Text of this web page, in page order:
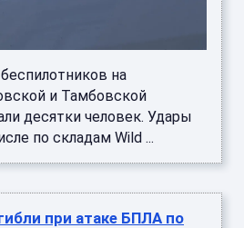
на
и Тамбовской
десятки человек. Удары
по складам Wild ...
при атаке БПЛА по